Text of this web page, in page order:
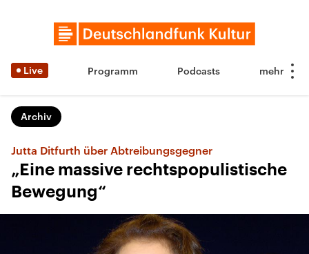
Live Programm Podcasts
Archiv
Jutta Ditfurth über Abtreibungsgegner
„Eine massive rechtspopulistische
Bewegung“